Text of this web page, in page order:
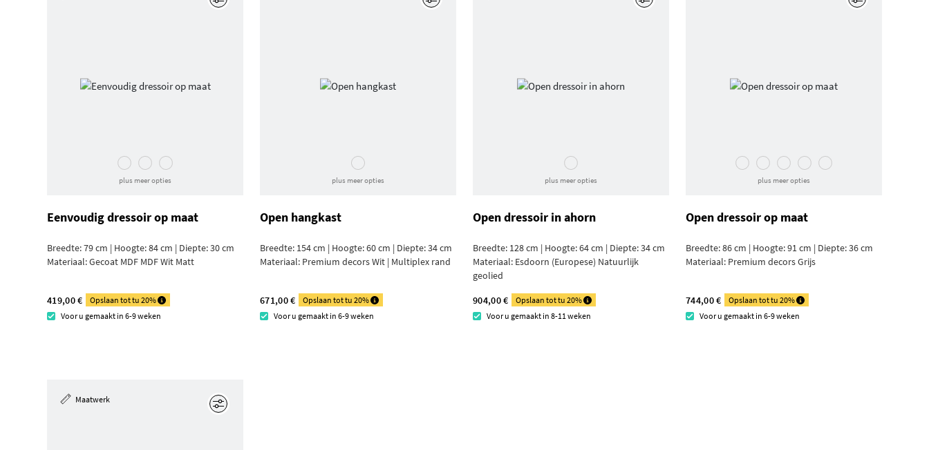
plus meer opties
Eenvoudig dressoir op maat
Breedte: 79 cm | Hoogte: 84 cm | Diepte: 30 cm
Materiaal:Gecoat MDF MDF Wit Matt
419,00 €
Opslaan tot tu 20%
Voor u gemaakt in 6-9 weken
plus meer opties
Open hangkast
Breedte: 154 cm | Hoogte: 60 cm | Diepte: 34 cm
Materiaal: Premium decors Wit | Multiplex rand
671,00 €
Opslaan tot tu 20%
Voor u gemaakt in 6-9 weken
plus meer opties
Open dressoir in ahorn
Breedte: 128 cm | Hoogte: 64 cm | Diepte: 34 cm
Materiaal: Esdoorn (Europese) Natuurlijk
geolied
904,00 €
Opslaan tot tu 20%
Voor u gemaakt in 8-11 weken
plus meer opties
Open dressoir op maat
Breedte: 86 cm | Hoogte: 91 cm | Diepte: 36 cm
Materiaal: Premium decors Grijs
744,00 €
Opslaan tot tu 20%
Voor u gemaakt in 6-9 weken
Maatwerk